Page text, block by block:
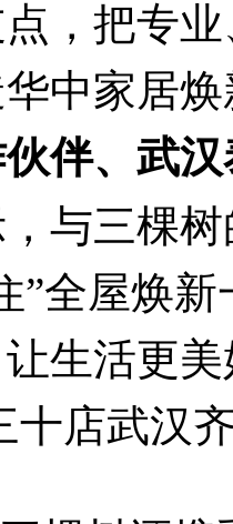
，把专
中家居
伴、武
与三棵
”全屋焕
生活更